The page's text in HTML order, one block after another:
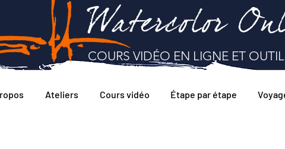
Watercolor
COURS VIDÉO EN LIGNE ET
Ateliers Cours vidéo Étape par étape